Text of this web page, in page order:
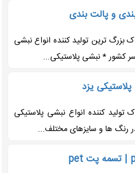
و پالت بندی
تی تاک بزرگ ترین تولید کننده انواع نبشی
کشور * نبشی پلاستیکی...
یزد
تی تاک تولید کننده انواع نبشی پلاستیکی
رنگ ها و سایزهای مختلف...